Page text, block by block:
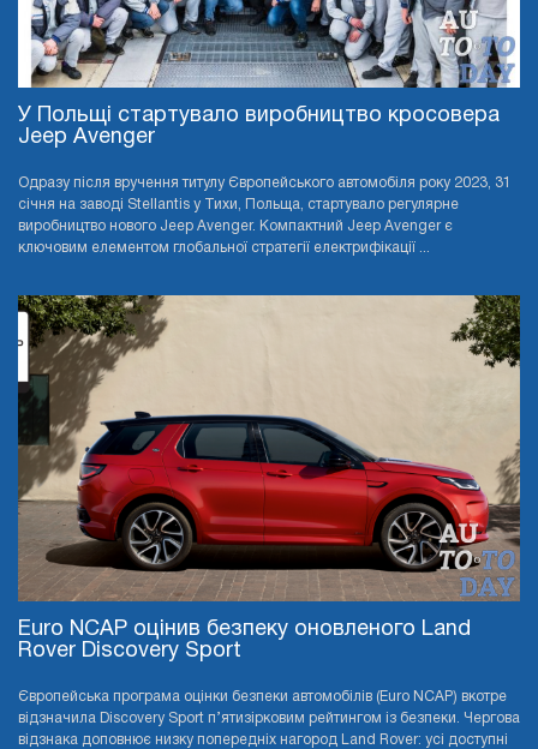
У Польщі стартувало виробництво кросовера
Jeep Avenger
Одразу після вручення титулу Європейського автомобіля року 2023, 31
січня на заводі Stellantis у Тихи, Польща, стартувало регулярне
виробництво нового Jeep Avenger. Компактний Jeep Avenger є
ключовим елементом глобальної стратегії електрифікації ...
Euro NCAP оцінив безпеку оновленого Land
Rover Discovery Sport
Європейська програма оцінки безпеки автомобілів (Euro NCAP) вкотре
відзначила Discovery Sport п’ятизірковим рейтингом із безпеки. Чергова
відзнака доповнює низку попередніх нагород Land Rover: усі доступні